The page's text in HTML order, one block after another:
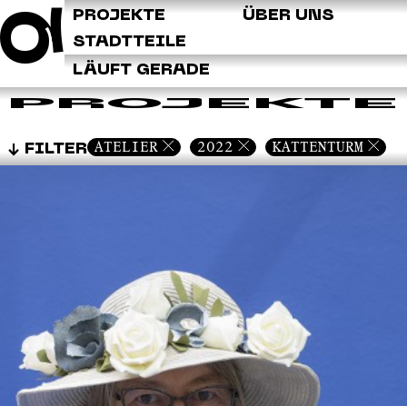
ÜBER UNS
PROJEKTE
STADTTEILE
LÄUFT GERADE
PROJEKTE
FILTER ATELIER 2022 KATTENTURM